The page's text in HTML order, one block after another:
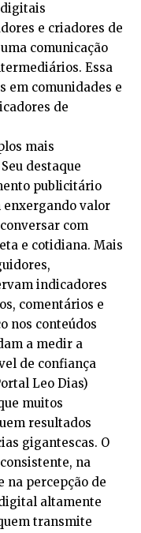
e criadores de
comunicação
Essa
em comunidades e
de
mais
destaque
publicitário
enxergando valor
com
e cotidiana. Mais
indicadores
comentários e
nos conteúdos
a medir a
de confiança
Leo Dias)
muitos
resultados
gigantescas. O
na
na percepção de
altamente
transmite